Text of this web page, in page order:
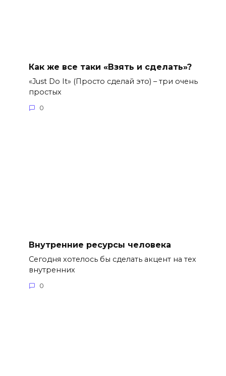
Как же все таки «Взять и сделать»?
«Just Do It» (Просто сделай это) – три очень
простых
0
Внутренние ресурсы человека
Сегодня хотелось бы сделать акцент на тех
внутренних
0